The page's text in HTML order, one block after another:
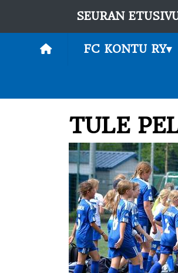
SEURAN
FC KONTU RY▾
TULE